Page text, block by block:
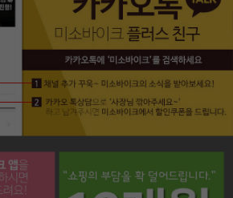
페이코 라이프